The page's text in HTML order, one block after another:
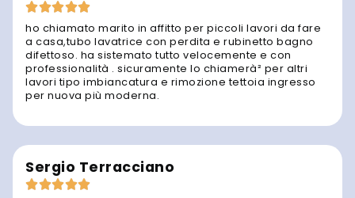
ho chiamato marito in affitto per piccoli lavori da fare
a casa,tubo lavatrice con perdita e rubinetto bagno
difettoso. ha sistemato tutto velocemente e con
professionalità . sicuramente lo chiamerà² per altri
lavori tipo imbiancatura e rimozione tettoia ingresso
per nuova più moderna.
Sergio Terracciano